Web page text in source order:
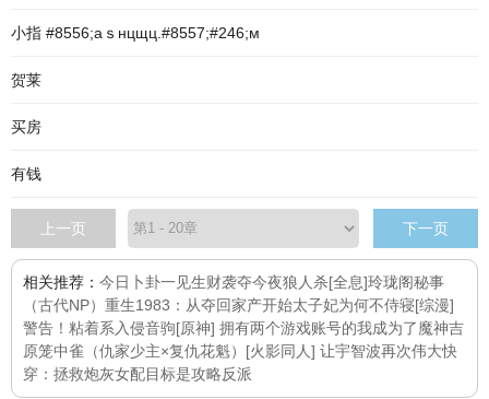
小指 #8556;aｓнцщц.#8557;#246;м
贺莱
买房
有钱
上一页 下一页
相关推荐： 今日卜卦一见生财袭夺今夜狼人杀[全息]玲珑阁秘事
（古代NP） 重生1983：从夺回家产开始太子妃为何不侍寝[综漫]
警告！粘着系入侵音驹[原神] 拥有两个游戏账号的我成为了魔神吉
原笼中雀（仇家少主×复仇花魁） [火影同人] 让宇智波再次伟大快
穿：拯救炮灰女配目标是攻略反派